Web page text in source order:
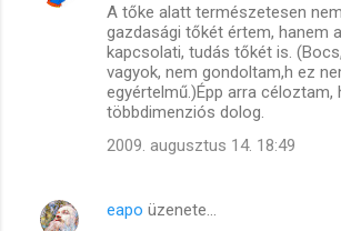
A tőke alatt természetesen
gazdasági tőkét értem, hanem
kapcsolati, tudás tőkét is.
vagyok, nem gondoltam,h ez
egyértelmű.)Épp arra céloztam,
többdimenziós dolog.
2009. augusztus 14. 18:49
eapo üzenete…